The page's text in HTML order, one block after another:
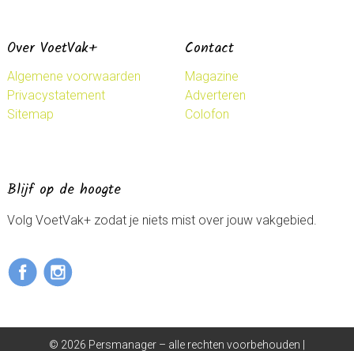
Over VoetVak+
Algemene voorwaarden
Privacystatement
Sitemap
Contact
Magazine
Adverteren
Colofon
Blijf op de hoogte
Volg VoetVak+ zodat je niets mist over jouw vakgebied.
© 2026 Persmanager – alle rechten voorbehouden |